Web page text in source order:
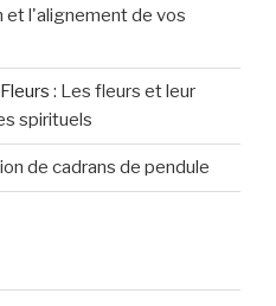
et l'alignement de vos
: Les fleurs et leur
spirituels
de cadrans de pendule